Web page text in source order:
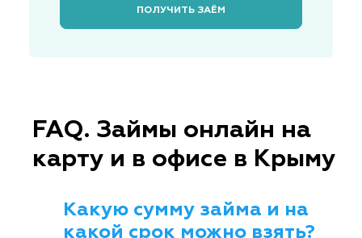
ПОЛУЧИТЬ ЗАЁМ
FAQ. Займы онлайн на
карту и в офисе в Крыму
Какую сумму займа и на
какой срок можно взять?